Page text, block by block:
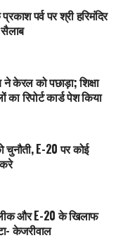
कृषि प्रणालियों को
ड्रोन, डेटा आधारित
कृषि में नवीनताएं
खेती पानी और ऊर्जा
के लिए बेहद उपयुक्त है।
यूनिवर्सिटी एंड
नवाचार और ज्ञान
भी रखा।वीएनओ-
इम्प्लाइरज के नेतृत्व
के बीच दीर्घकालिक
दिया।
पर्व पर श्री हरिमंदिर
केरल को पछाड़ा; शिक्षा
रिपोर्ट कार्ड पेश किया
चुनौती, E-20 पर कोई
और E-20 के खिलाफ
केजरीवाल